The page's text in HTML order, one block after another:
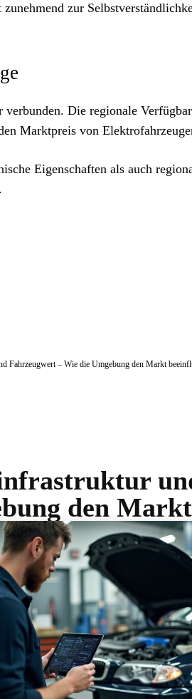
zur
Die regionale
Marktpreis von
Eigenschaften als auch
– Wie die Umgebung den Markt
den